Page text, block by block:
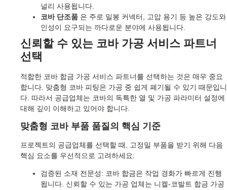
널리 사용됩니다.
코바 단조품 은 주로 밀봉 커넥터, 고압 용기 등 높은 강도와
인성이 요구되는 까다로운 분야에 사용됩니다.
신뢰할 수 있는 코바 가공 서비스 파트너
선택
적합한 코바 합금 가공 서비스 파트너를 선택하는 것은 매우 중요
합니다. 맞춤형 코바 피팅은 가공 중 쉽게 폐기될 수 있기 때문입니
다. 따라서 공급업체는 코바의 독특한 열 및 가공 파라미터 설정에
대해 깊이 이해하고 있어야 합니다.
맞춤형 코바 부품 품질의 핵심 기준
프로젝트의 공급업체를 선택할 때, 고정밀 부품을 받기 위해 다음
핵심 요소를 우선적으로 고려하세요:
검증된 소재 전문성: 코바 합금은 작업 경화가 빠르게 진행
됩니다. 신뢰할 수 있는 가공 업체는 니켈-코발트 합금 가공